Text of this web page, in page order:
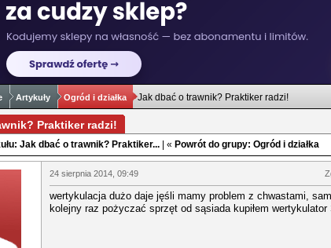
Artykuły Ogród i działka Jak dbać o trawnik? Praktiker radzi!
Praktiker radzi!
Jak dbać o trawnik? Praktiker... | « Powrót do grupy: Ogród i działka
24 sierpnia 2014, 09:49
wertykulacja dużo daje jęśli mamy problem z chwastami,
kolejny raz pożyczać sprzęt od sąsiada kupiłem wertykulator